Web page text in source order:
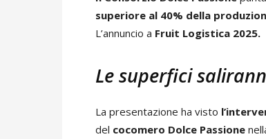
superiore al 40% della
L’annuncio a Fruit Logistica 2025.
Le superfici
La presentazione ha visto
del cocomero Dolce Passione